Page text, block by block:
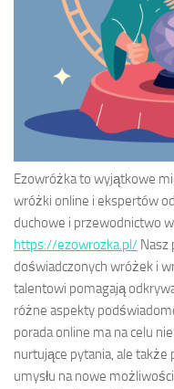
Ezowróżka to wyjątkowe
wróżki online i ekspertów
duchowe i przewodnictwo
https://ezowrozka.pl/ Nasz
doświadczonych wróżek i
talentowi pomagają
różne aspekty
porada online ma na celu
nurtujące pytania, ale
umysłu na nowe